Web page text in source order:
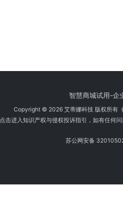
智慧商城试用-企
Copyright © 2026 艾蒂娜科技 版权所有
点击进入知识产权与侵权投诉指引，如有任何
苏公网安备